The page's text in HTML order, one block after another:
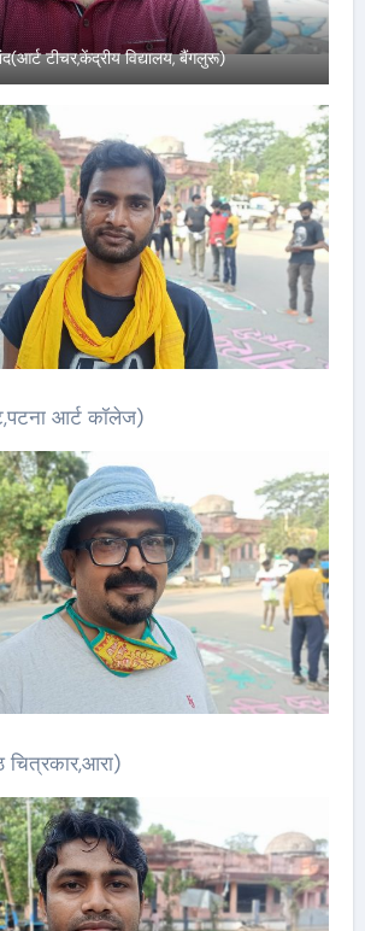
टीचर,केंद्रीय विद्यालय, बैंगलुरू)
आर्ट कॉलेज)